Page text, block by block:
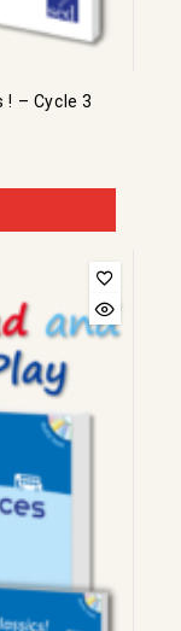
! – Cycle 3